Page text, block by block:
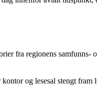
fra regionens samfunns-
og lesesal stengt fram